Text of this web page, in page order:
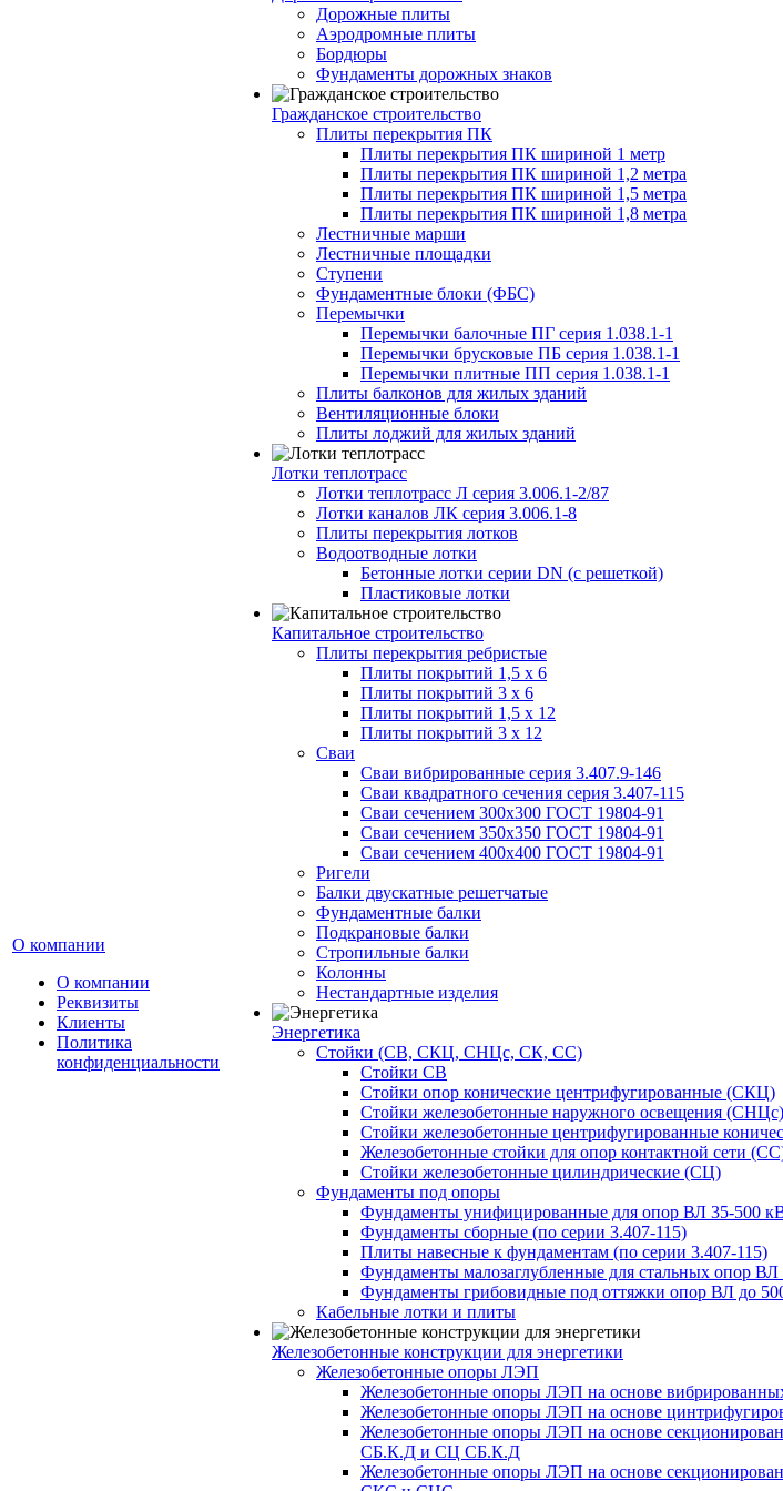
О компании
О компании
Реквизиты
Клиенты
Политика
конфиденциальности
Дорожные плиты
Аэродромные плиты
Бордюры
Фундаменты дорожных знаков
Гражданское строительство
Плиты перекрытия ПК
Плиты перекрытия ПК шириной 1 метр
Плиты перекрытия ПК шириной 1,2 метра
Плиты перекрытия ПК шириной 1,5 метра
Плиты перекрытия ПК шириной 1,8 метра
Лестничные марши
Лестничные площадки
Ступени
Фундаментные блоки (ФБС)
Перемычки
Перемычки балочные ПГ серия 1.038.1-1
Перемычки брусковые ПБ серия 1.038.1-1
Перемычки плитные ПП серия 1.038.1-1
Плиты балконов для жилых зданий
Вентиляционные блоки
Плиты лоджий для жилых зданий
Лотки теплотрасс
Лотки теплотрасс Л серия 3.006.1-2/87
Лотки каналов ЛК серия 3.006.1-8
Плиты перекрытия лотков
Водоотводные лотки
Бетонные лотки серии DN (с решеткой)
Пластиковые лотки
Капитальное строительство
Плиты перекрытия ребристые
Плиты покрытий 1,5 x 6
Плиты покрытий 3 x 6
Плиты покрытий 1,5 x 12
Плиты покрытий 3 x 12
Сваи
Сваи вибрированные серия 3.407.9-146
Сваи квадратного сечения серия 3.407-115
Сваи сечением 300х300 ГОСТ 19804-91
Сваи сечением 350х350 ГОСТ 19804-91
Сваи сечением 400х400 ГОСТ 19804-91
Ригели
Балки двускатные решетчатые
Фундаментные балки
Подкрановые балки
Стропильные балки
Колонны
Нестандартные изделия
Энергетика
Стойки (СВ, СКЦ, СНЦс, СК, СС)
Стойки СВ
Стойки опор конические центрифугированные (СКЦ)
Стойки железобетонные наружного освещения (СНЦс)
Стойки железобетонные центрифугированные
Железобетонные стойки для опор контактной сети
Стойки железобетонные цилиндрические (СЦ)
Фундаменты под опоры
Фундаменты унифицированные для опор ВЛ 35-500
Фундаменты сборные (по серии 3.407-115)
Плиты навесные к фундаментам (по серии 3.407-115)
Фундаменты малозаглубленные для стальных опор
Фундаменты грибовидные под оттяжки опор ВЛ до
Кабельные лотки и плиты
Железобетонные конструкции для энергетики
Железобетонные опоры ЛЭП
Железобетонные опоры ЛЭП на основе
Железобетонные опоры ЛЭП на основе
Железобетонные опоры ЛЭП на основе
СБ.К.Д и СЦ СБ.К.Д
Железобетонные опоры ЛЭП на основе